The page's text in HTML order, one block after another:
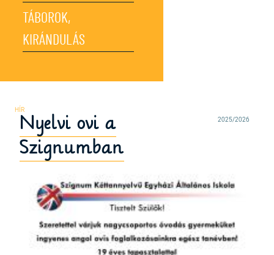
TÁBOROK,
KIRÁNDULÁS
2025/2026
Nyelvi ovi a
Szignumban